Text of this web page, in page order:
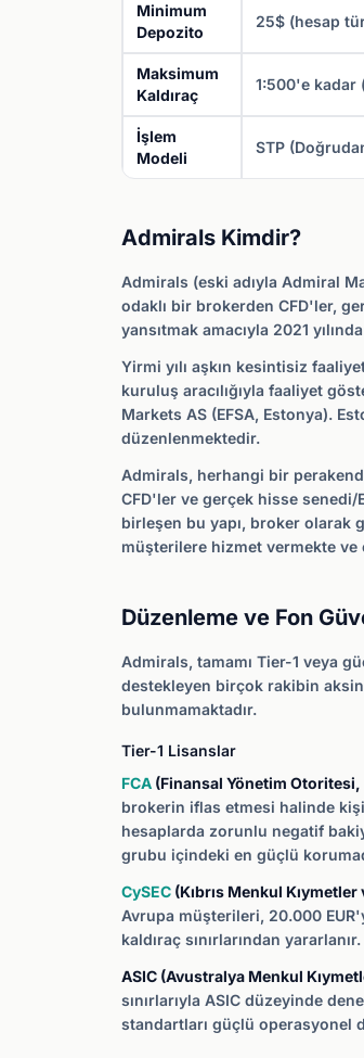
Minimum
Depozito
25$ (hesap
Maksimum
Kaldıraç
1:500'e kadar
İşlem
Modeli
STP
Admirals Kimdir?
Admirals (eski adıyla Admiral
odaklı bir brokerden CFD'ler,
yansıtmak amacıyla 2021
Yirmi yılı aşkın kesintisiz
kuruluş aracılığıyla faaliyet
Markets AS (EFSA, Estonya).
düzenlenmektedir.
Admirals, herhangi bir
CFD'ler ve gerçek hisse senedi/
birleşen bu yapı, broker olarak
müşterilere hizmet vermekte ve
Düzenleme ve Fon
Admirals, tamamı Tier-1 veya
destekleyen birçok rakibin
bulunmamaktadır.
Tier-1 Lisanslar
FCA (Finansal Yönetim
brokerin iflas etmesi halinde kişi
hesaplarda zorunlu negatif
grubu içindeki en güçlü
CySEC (Kıbrıs Menkul
Avrupa müşterileri, 20.000
kaldıraç sınırlarından
ASIC (Avustralya Menkul
sınırlarıyla ASIC düzeyinde
standartları güçlü operasyonel